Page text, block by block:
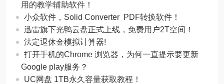
用的教学辅助软件！
​​小众软件，Solid Converter PDF转换软件！
迅雷旗下光鸭云盘正式上线，免费用户2T空间！
法定退休金模拟计算器!
打开手机的Chrome 浏览器，为何一直提示要更新
Google play服务？
UC网盘 1TB永久容量获取教程！